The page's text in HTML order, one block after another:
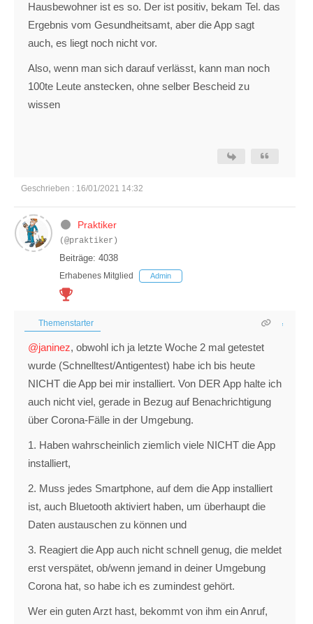
Hausbewohner ist es so. Der ist positiv, bekam Tel. das
Ergebnis vom Gesundheitsamt, aber die App sagt
auch, es liegt noch nicht vor.
Also, wenn man sich darauf verlässt, kann man noch
100te Leute anstecken, ohne selber Bescheid zu
wissen
Geschrieben : 16/01/2021 14:32
Praktiker
(@praktiker)
Beiträge: 4038
Erhabenes Mitglied Admin
Themenstarter
@janinez, obwohl ich ja letzte Woche 2 mal getestet
wurde (Schnelltest/Antigentest) habe ich bis heute
NICHT die App bei mir installiert. Von DER App halte ich
auch nicht viel, gerade in Bezug auf Benachrichtigung
über Corona-Fälle in der Umgebung.
1. Haben wahrscheinlich ziemlich viele NICHT die App
installiert,
2. Muss jedes Smartphone, auf dem die App installiert
ist, auch Bluetooth aktiviert haben, um überhaupt die
Daten austauschen zu können und
3. Reagiert die App auch nicht schnell genug, die meldet
erst verspätet, ob/wenn jemand in deiner Umgebung
Corona hat, so habe ich es zumindest gehört.
Wer ein guten Arzt hast, bekommt von ihm ein Anruf,